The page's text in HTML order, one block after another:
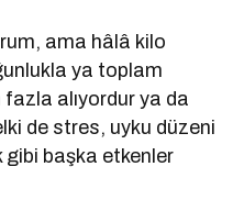
ama hâlâ kilo
ya toplam
alıyordur ya da
de stres, uyku düzeni
başka etkenler